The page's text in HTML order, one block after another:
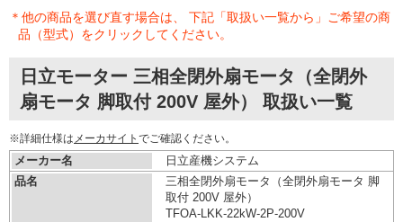
＊他の商品を選び直す場合は、 下記「取扱い一覧から」ご希望の商
品（型式）をクリックしてください。
日立モーター 三相全閉外扇モータ（全閉外
扇モータ 脚取付 200V 屋外） 取扱い一覧
※詳細仕様は メーカサイト でご確認ください。
メーカー名
日立産機システム
品名
三相全閉外扇モータ（全閉外扇モータ 脚
取付 200V 屋外）
TFOA-LKK-22kW-2P-200V